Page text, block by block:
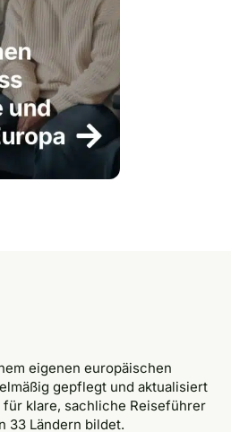
eigenen europäischen
gepflegt und aktualisiert
klare, sachliche Reiseführer
33 Ländern bildet.